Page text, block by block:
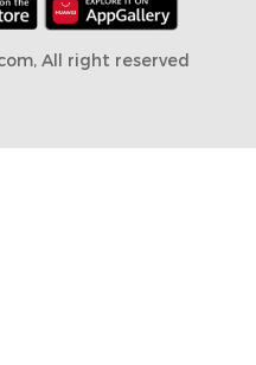
All right reserved